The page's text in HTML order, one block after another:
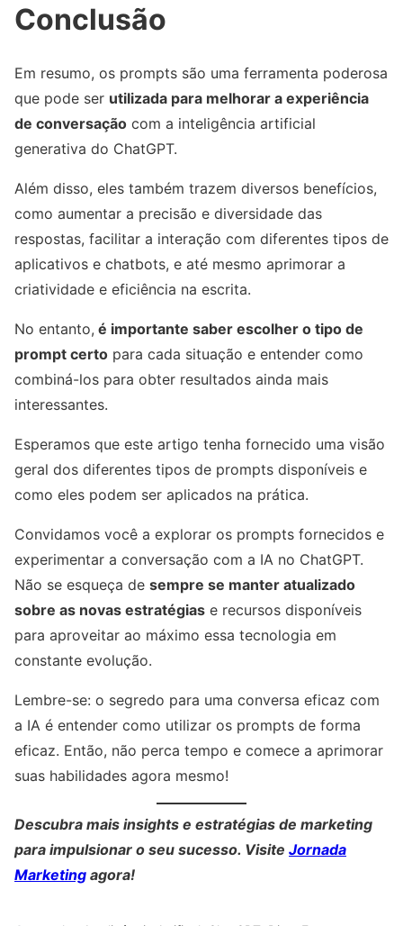
Conclusão
Em resumo, os prompts são uma ferramenta poderosa
que pode ser utilizada para melhorar a experiência
de conversação com a inteligência artificial
generativa do ChatGPT.
Além disso, eles também trazem diversos benefícios,
como aumentar a precisão e diversidade das
respostas, facilitar a interação com diferentes tipos de
aplicativos e chatbots, e até mesmo aprimorar a
criatividade e eficiência na escrita.
No entanto, é importante saber escolher o tipo de
prompt certo para cada situação e entender como
combiná-los para obter resultados ainda mais
interessantes.
Esperamos que este artigo tenha fornecido uma visão
geral dos diferentes tipos de prompts disponíveis e
como eles podem ser aplicados na prática.
Convidamos você a explorar os prompts fornecidos e
experimentar a conversação com a IA no ChatGPT.
Não se esqueça de sempre se manter atualizado
sobre as novas estratégias e recursos disponíveis
para aproveitar ao máximo essa tecnologia em
constante evolução.
Lembre-se: o segredo para uma conversa eficaz com
a IA é entender como utilizar os prompts de forma
eficaz. Então, não perca tempo e comece a aprimorar
suas habilidades agora mesmo!
Descubra mais insights e estratégias de marketing
para impulsionar o seu sucesso. Visite Jornada
Marketing agora!